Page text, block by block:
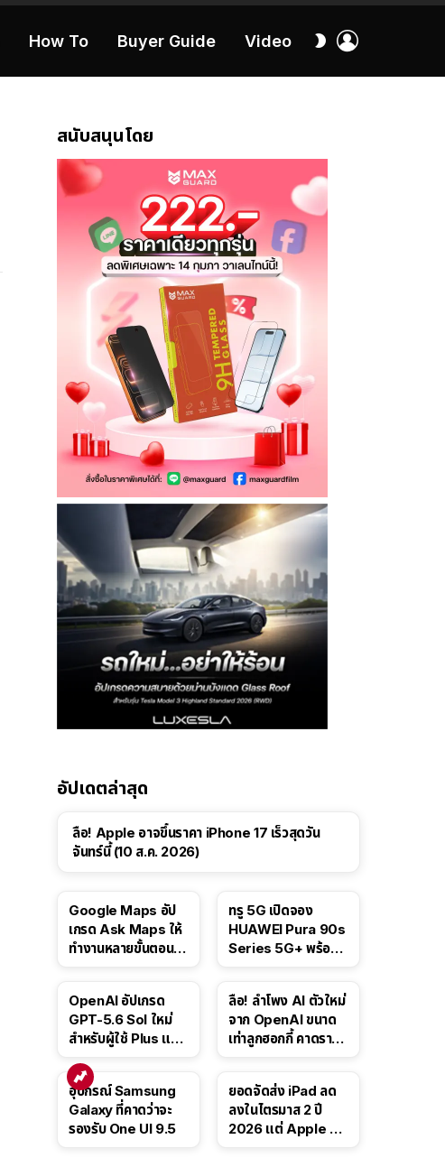
How To Buyer Guide Video
สลับ
สนับสนุนโดย
อัปเดตล่าสุด
ลือ! Apple อาจขึ้นราคา iPhone 17 เร็วสุดวัน
จันทร์นี้ (10 ส.ค. 2026)
Google Maps อัป
เกรด Ask Maps ให้
ทำงานหลายขั้นตอนได้
สาธารณะ
ทรู 5G เปิดจอง
HUAWEI Pura 90s
Series 5G+ พร้อม
OpenAI อัปเกรด
GPT-5.6 Sol ใหม่
สำหรับผู้ใช้ Plus และ
5.6 Luna ให้ผู้ใช้ฟรี
ลือ! ลำโพง AI ตัวใหม่
จาก OpenAI ขนาด
เท่าลูกฮอกกี้ คาดราคา
อุปกรณ์ Samsung
Galaxy ที่คาดว่าจะ
รองรับ One UI 9.5
ยอดจัดส่ง iPad ลด
ลงในไตรมาส 2 ปี
2026 แต่ Apple ยัง